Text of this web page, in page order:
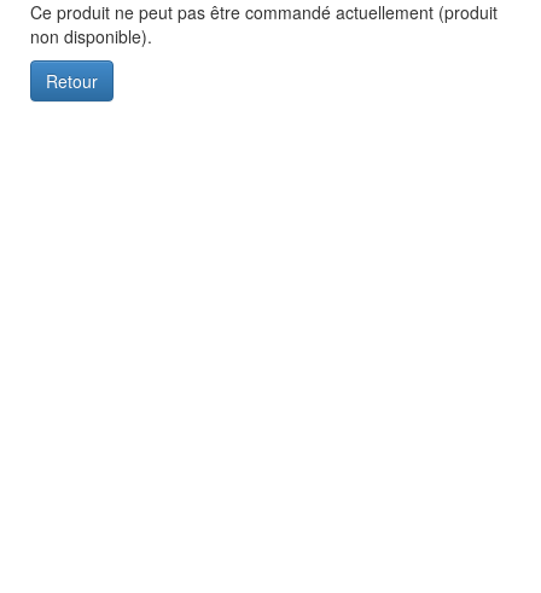
Ce produit ne peut pas être commandé actuellement (produit
non disponible).
Retour